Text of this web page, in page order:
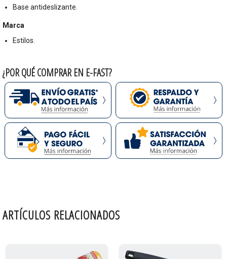
Base antideslizante.
Marca
Estilos.
¿POR QUÉ COMPRAR EN E-FAST?
ARTÍCULOS RELACIONADOS